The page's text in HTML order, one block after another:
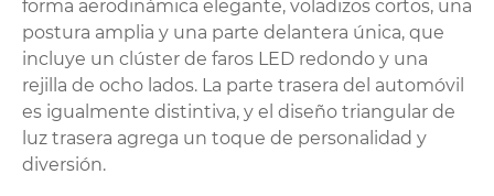
forma aerodinámica elegante, voladizos cortos, una
postura amplia y una parte delantera única, que
incluye un clúster de faros LED redondo y una
rejilla de ocho lados. La parte trasera del automóvil
es igualmente distintiva, y el diseño triangular de
luz trasera agrega un toque de personalidad y
diversión.